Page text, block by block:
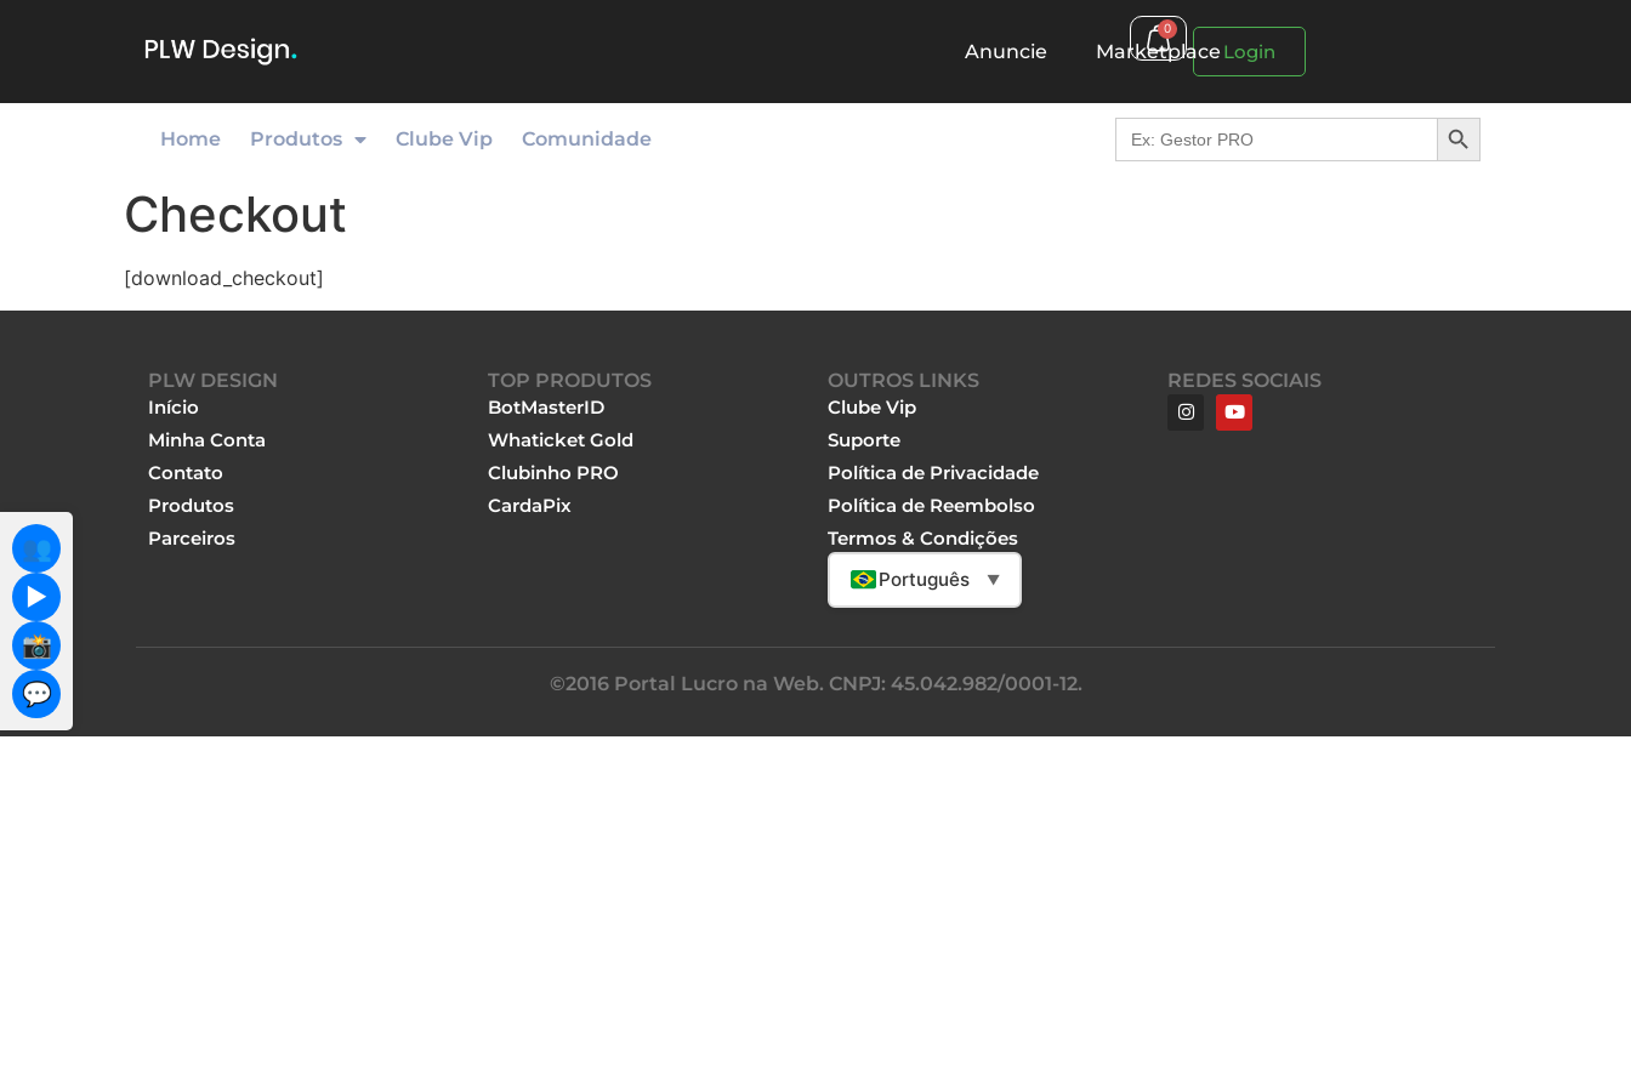
Anuncie Marketplace
0
Login
Home Produtos Clube Vip Comunidade
Search
for:
Search Button
Checkout
[download_checkout]
PLW DESIGN
Início
Minha Conta
Contato
Produtos
Parceiros
TOP PRODUTOS
BotMasterID
Whaticket Gold
Clubinho PRO
CardaPix
👥
▶️
📸
💬
OUTROS LINKS
Clube Vip
Suporte
Política de Privacidade
Política de Reembolso
Termos & Condições
Português
▼
REDES SOCIAIS
©2016 Portal Lucro na Web. CNPJ: 45.042.982/0001-12.